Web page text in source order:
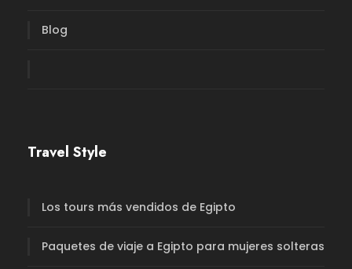
Blog
Travel Style
Los tours más vendidos de Egipto
Paquetes de viaje a Egipto para mujeres solteras